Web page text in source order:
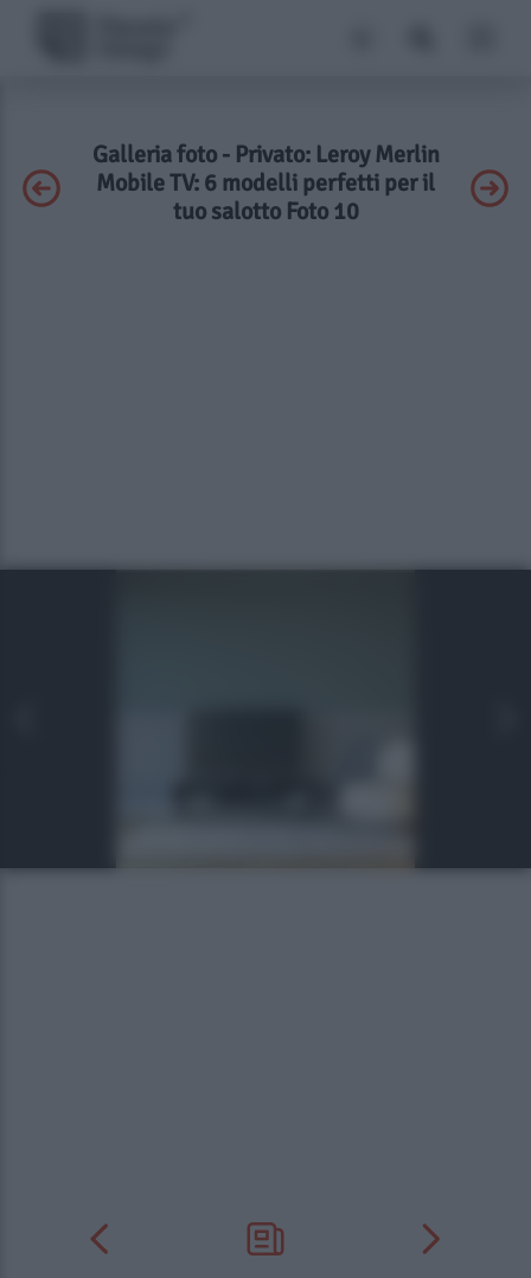
Galleria foto - Privato: Leroy Merlin
Mobile TV: 6 modelli perfetti per il
tuo salotto Foto 10